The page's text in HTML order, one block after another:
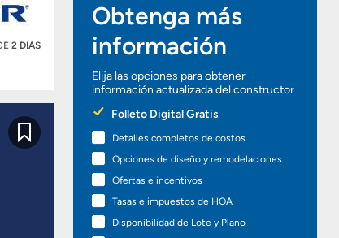
2 DÍAS
Obtenga más
información
Elija las opciones para obtener
información actualizada del constructor
Preferred
Options
Folleto Digital Gratis
Detalles completos de costos
Opciones de diseño y remodelaciones
Ofertas e incentivos
Tasas e impuestos de HOA
Disponibilidad de Lote y Plano
Guardar